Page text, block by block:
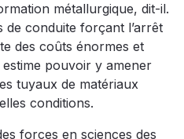
métallurgique, dit-il.
de conduite forçant l’arrêt
des coûts énormes et
estime pouvoir y amener
tuyaux de matériaux
conditions.
forces en sciences des